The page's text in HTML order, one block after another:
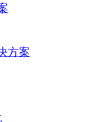
方案